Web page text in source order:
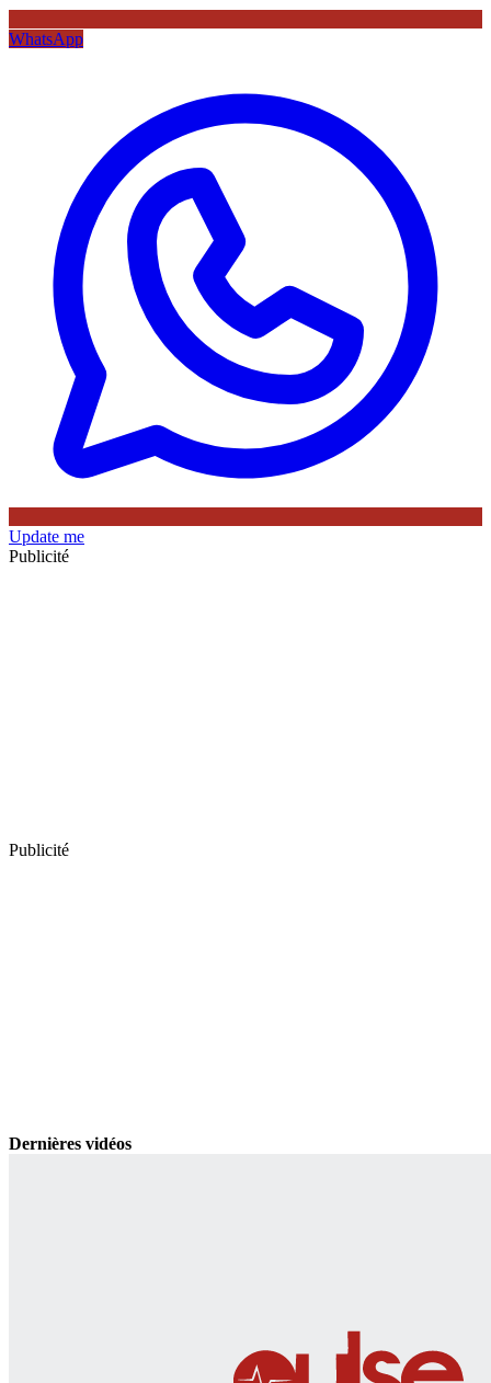
WhatsApp
Update me
Publicité
Publicité
Dernières vidéos